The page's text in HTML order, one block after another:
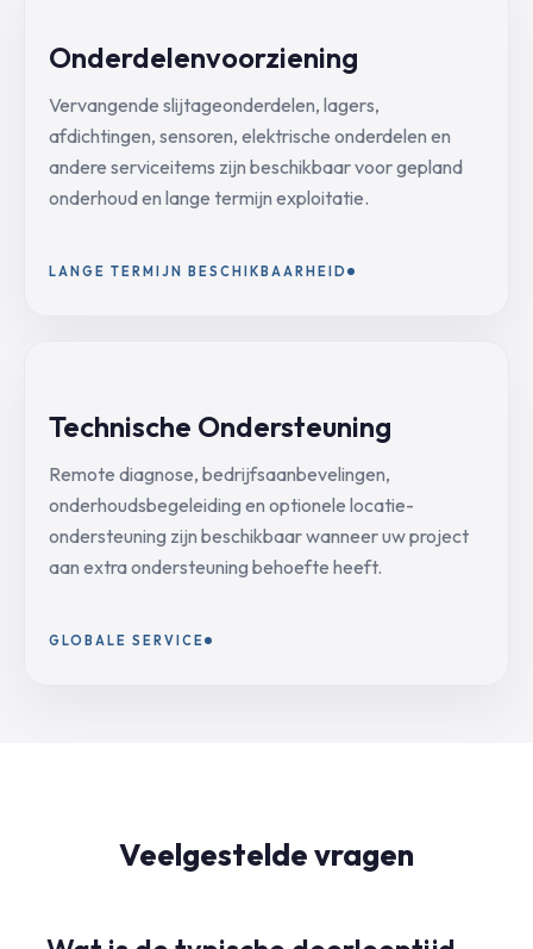
Onderdelenvoorziening
Vervangende slijtageonderdelen, lagers,
afdichtingen, sensoren, elektrische onderdelen en
andere serviceitems zijn beschikbaar voor gepland
onderhoud en lange termijn exploitatie.
LANGE TERMIJN BESCHIKBAARHEID
Technische Ondersteuning
Remote diagnose, bedrijfsaanbevelingen,
onderhoudsbegeleiding en optionele locatie-
ondersteuning zijn beschikbaar wanneer uw project
aan extra ondersteuning behoefte heeft.
GLOBALE SERVICE
Veelgestelde vragen